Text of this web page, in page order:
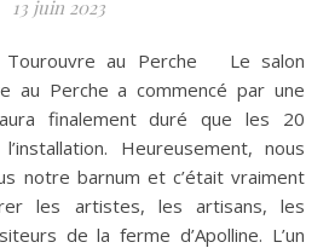
13 juin 2023
au Perche a commencé par une
finalement duré que les 20
Heureusement, nous
notre barnum et c’était vraiment
les artistes, les artisans, les
de la ferme d’Apolline. L’un